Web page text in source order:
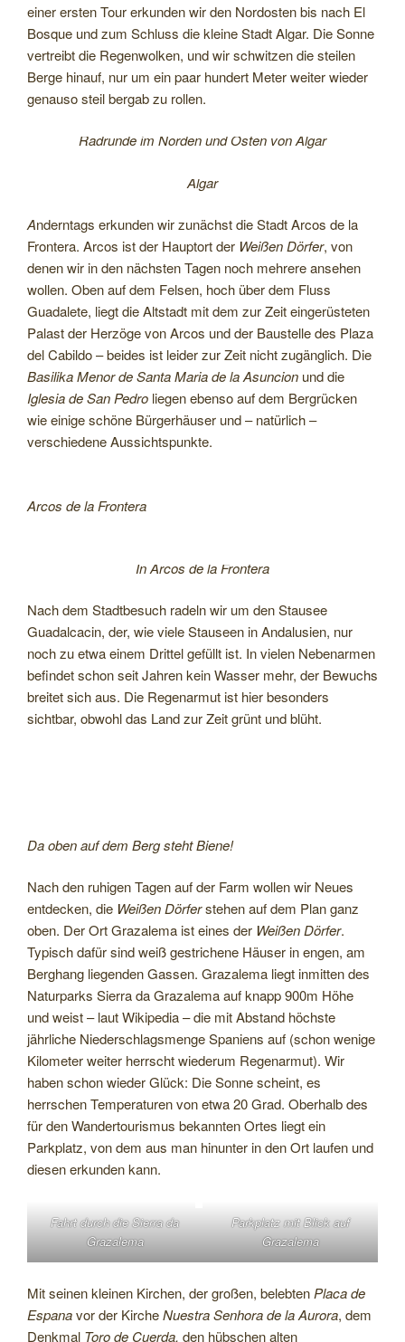
einer ersten Tour erkunden wir den Nordosten bis nach El
Bosque und zum Schluss die kleine Stadt Algar. Die Sonne
vertreibt die Regenwolken, und wir schwitzen die steilen
Berge hinauf, nur um ein paar hundert Meter weiter wieder
genauso steil bergab zu rollen.
Radrunde im Norden und Osten von Algar
Algar
Anderntags erkunden wir zunächst die Stadt Arcos de la
Frontera. Arcos ist der Hauptort der Weißen Dörfer, von
denen wir in den nächsten Tagen noch mehrere ansehen
wollen. Oben auf dem Felsen, hoch über dem Fluss
Guadalete, liegt die Altstadt mit dem zur Zeit eingerüsteten
Palast der Herzöge von Arcos und der Baustelle des Plaza
del Cabildo – beides ist leider zur Zeit nicht zugänglich. Die
BasilikaMenor de Santa Maria de la Asuncion und die
Iglesia de San Pedro liegen ebenso auf dem Bergrücken
wie einige schöne Bürgerhäuser und – natürlich –
verschiedene Aussichtspunkte.
Arcos de la Frontera
In Arcos de la Frontera
Nach dem Stadtbesuch radeln wir um den Stausee
Guadalcacin, der, wie viele Stauseen in Andalusien, nur
noch zu etwa einem Drittel gefüllt ist. In vielen Nebenarmen
befindet schon seit Jahren kein Wasser mehr, der Bewuchs
breitet sich aus. Die Regenarmut ist hier besonders
sichtbar, obwohl das Land zur Zeit grünt und blüht.
Da oben auf dem Berg steht Biene!
Nach den ruhigen Tagen auf der Farm wollen wir Neues
entdecken, die Weißen Dörferstehen auf dem Plan ganz
oben. Der Ort Grazalema ist eines der Weißen Dörfer.
Typisch dafür sind weiß gestrichene Häuser in engen, am
Berghang liegenden Gassen. Grazalema liegt inmitten des
Naturparks Sierra da Grazalema auf knapp 900m Höhe
und weist – laut Wikipedia – die mit Abstand höchste
jährliche Niederschlagsmenge Spaniens auf (schon wenige
Kilometer weiter herrscht wiederum Regenarmut). Wir
haben schon wieder Glück: Die Sonne scheint, es
herrschen Temperaturen von etwa 20 Grad. Oberhalb des
für den Wandertourismus bekannten Ortes liegt ein
Parkplatz, von dem aus man hinunter in den Ort laufen und
diesen erkunden kann.
Fahrt durch die Sierra da
Grazalema
Parkplatz mit Blick auf
Grazalema
Mit seinen kleinen Kirchen, der großen, belebtenPlaca de
Espanavor der KircheNuestra Senhora de la Aurora, dem
Denkmal Toro de Cuerda, den hübschen alten